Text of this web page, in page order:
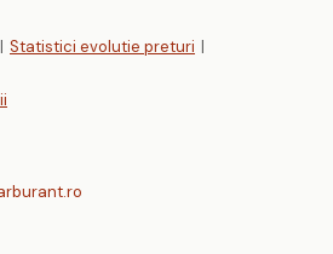
| Statistici evolutie preturi |